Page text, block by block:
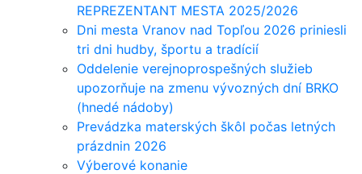
REPREZENTANT MESTA 2025/2026
Dni mesta Vranov nad Topľou 2026 priniesli
tri dni hudby, športu a tradícií
Oddelenie verejnoprospešných služieb
upozorňuje na zmenu vývozných dní BRKO
(hnedé nádoby)
Prevádzka materských škôl počas letných
prázdnin 2026
Výberové konanie